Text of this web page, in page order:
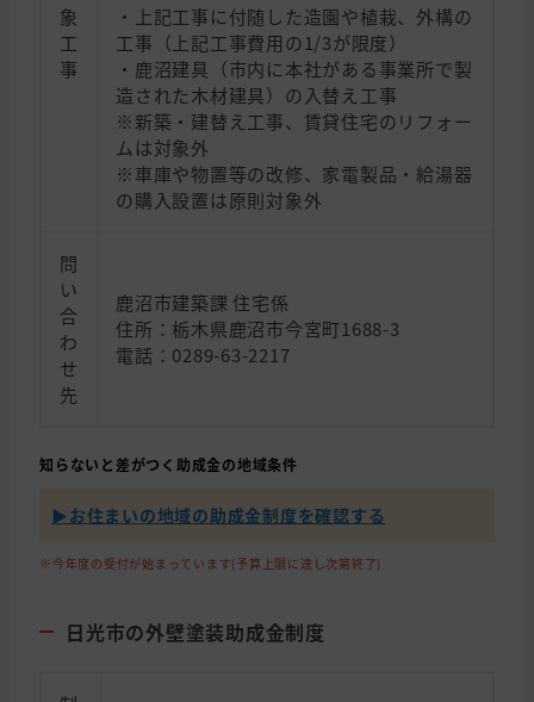
象
工
事
・上記工事に付随した造園や植栽、外構の
工事（上記工事費用の1/3が限度）
・鹿沼建具（市内に本社がある事業所で製
造された木材建具）の入替え工事
※新築・建替え工事、賃貸住宅のリフォー
ムは対象外
※車庫や物置等の改修、家電製品・給湯器
の購入設置は原則対象外
問
い
合
わ
せ
先
鹿沼市建築課 住宅係
住所：栃木県鹿沼市今宮町1688-3
電話：0289-63-2217
知らないと差がつく助成金の地域条件
▶︎お住まいの地域の助成金制度を確認する
※今年度の受付が始まっています(予算上限に達し次第終了)
日光市の外壁塗装助成金制度